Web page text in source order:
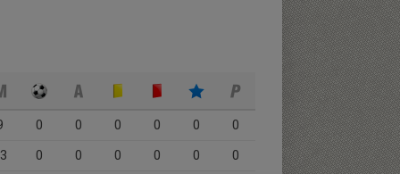
0 0 0 0 0
0
0 0 0 0 0
0